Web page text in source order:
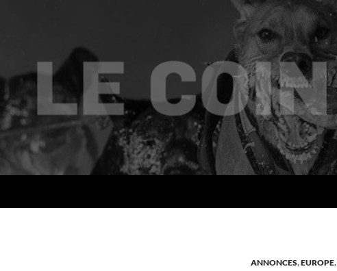
ANNONCES,EUROPE,